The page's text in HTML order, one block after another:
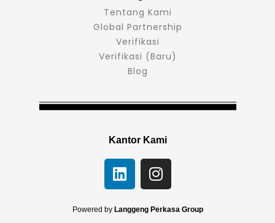
Tentang Kami
Global Partnership
Verifikasi
Verifikasi (Baru)
Blog
Kantor Kami
L
i
n
k
I
n
s
t
Powered by Langgeng Perkasa Group